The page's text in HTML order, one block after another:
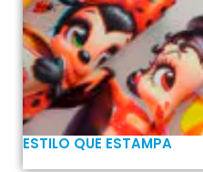
ESTILO QUE ESTAMPA